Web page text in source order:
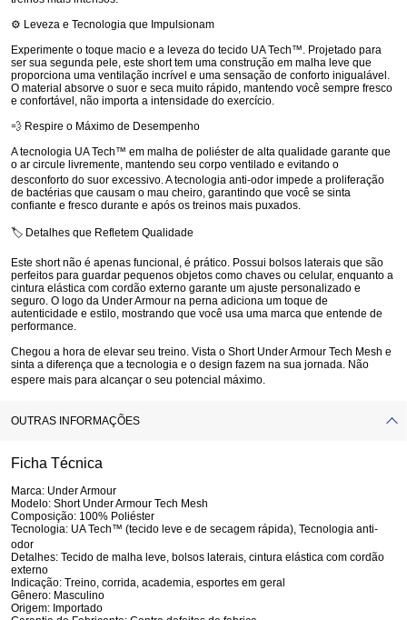
⚙️ Leveza e Tecnologia que Impulsionam
Experimente o toque macio e a leveza do tecido UA Tech™. Projetado para
ser sua segunda pele, este short tem uma construção em malha leve que
proporciona uma ventilação incrível e uma sensação de conforto inigualável.
O material absorve o suor e seca muito rápido, mantendo você sempre fresco
e confortável, não importa a intensidade do exercício.
💨 Respire o Máximo de Desempenho
A tecnologia UA Tech™ em malha de poliéster de alta qualidade garante que
o ar circule livremente, mantendo seu corpo ventilado e evitando o
desconforto do suor excessivo.A tecnologia anti-odor impede a proliferação
de bactérias que causam o mau cheiro, garantindo que você se sinta
confiante e fresco durante e após os treinos mais puxados.
🏷️ Detalhes que Refletem Qualidade
Este short não é apenas funcional, é prático. Possui bolsos laterais que são
perfeitos para guardar pequenos objetos como chaves ou celular, enquanto a
cintura elástica com cordão externo garante um ajuste personalizado e
seguro. O logo da Under Armour na perna adiciona um toque de
autenticidade e estilo, mostrando que você usa uma marca que entende de
performance.
Chegou a hora de elevar seu treino. Vista o Short Under Armour Tech Mesh e
sinta a diferença que a tecnologia e o design fazem na sua jornada. Não
espere mais para alcançar o seu potencial máximo.
OUTRAS INFORMAÇÕES
Ficha Técnica
Marca: Under Armour
Modelo: Short Under Armour Tech Mesh
Composição: 100% Poliéster
Tecnologia: UA Tech™ (tecido leve e de secagem rápida), Tecnologia anti-
odor
Detalhes: Tecido de malha leve, bolsos laterais, cintura elástica com cordão
externo
Indicação: Treino, corrida, academia, esportes em geral
Gênero: Masculino
Origem: Importado